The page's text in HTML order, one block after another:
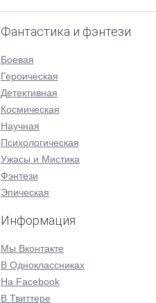
Фантастика и фэнтези
Боевая
Героическая
Детективная
Космическая
Научная
Психологическая
Ужасы и Мистика
Фэнтези
Эпическая
Информация
Мы Вконтакте
В Одноклассниках
На Facebook
В Твиттере